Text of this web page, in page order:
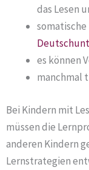
das Lesen
somatische
es können
manchmal
Bei Kindern mit
müssen die
anderen Kindern
Lernstrategien